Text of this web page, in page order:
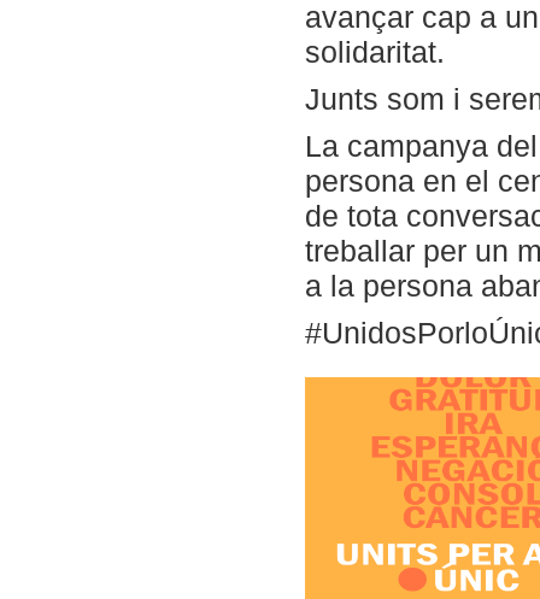
avançar cap a
solidaritat.
Junts som i
La campanya
persona en el
de tota
treballar per un
a la persona